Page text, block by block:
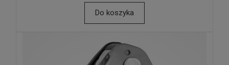
Do koszyka